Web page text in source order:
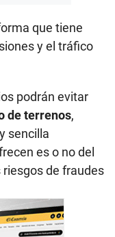
que tiene
y el tráfico
podrán evitar
de terrenos,
sencilla
es o no del
riesgos de fraudes